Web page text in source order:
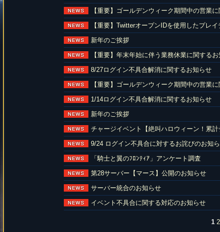
【重要】ゴールデンウィーク期間中の営業
【重要】TwitterオープンIDを使用したプレ
新年のご挨拶
【重要】年末年始に伴う業務休業に関する
8/27ログイン不具合解消に関するお知らせ
【重要】ゴールデンウィーク期間中の営業
1/14ログイン不具合解消に関するお知らせ
新年のご挨拶
チャージイベント【絶叫ハロウィーン！累
9/24 ログイン不具合に対するお詫びのお知
「騎士と翼のﾌﾛﾝﾃｨｱ」アンケート調査
第28サーバー【マース】公開のお知らせ
サーバー統合のお知らせ
イベント不具合に関する対応のお知らせ
1 2